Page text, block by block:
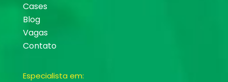
Cases
Blog
Vagas
Contato
Especialista em: